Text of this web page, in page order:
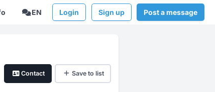
EN Login Sign up Post a message
Contact Save to list